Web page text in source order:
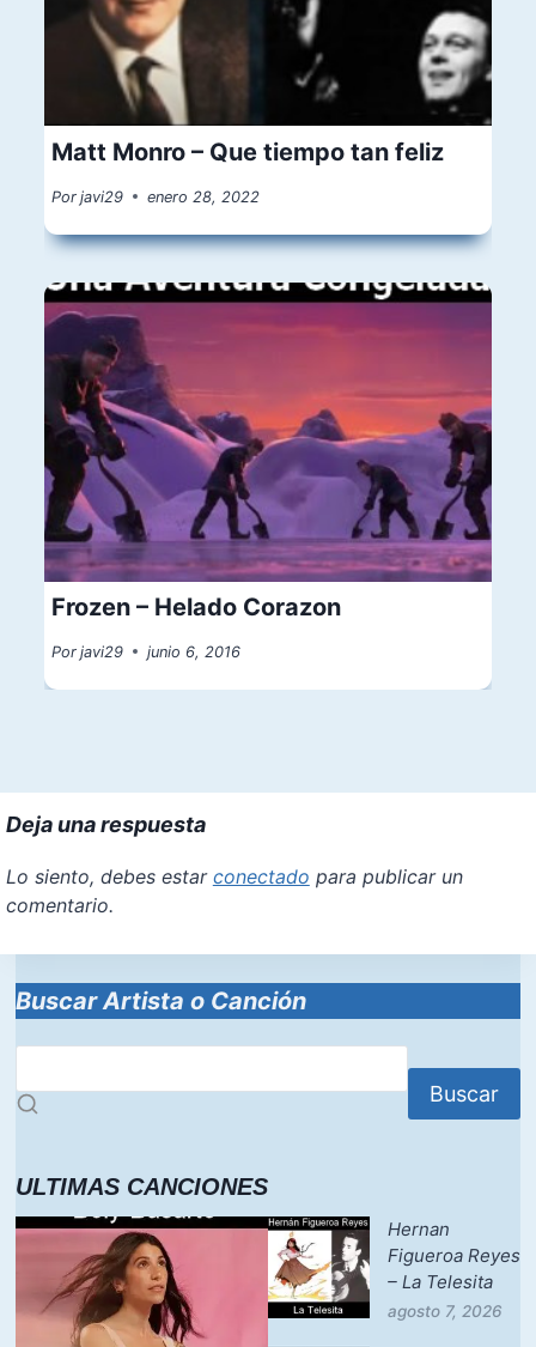
Matt Monro – Que tiempo tan feliz
Por javi29 enero 28, 2022
Frozen – Helado Corazon
Por javi29 junio 6, 2016
Deja una respuesta
Lo siento, debes estar conectado para publicar un
comentario.
Buscar Artista o Canción
Buscar
ULTIMAS CANCIONES
Hernan
Figueroa Reyes
– La Telesita
agosto 7, 2026